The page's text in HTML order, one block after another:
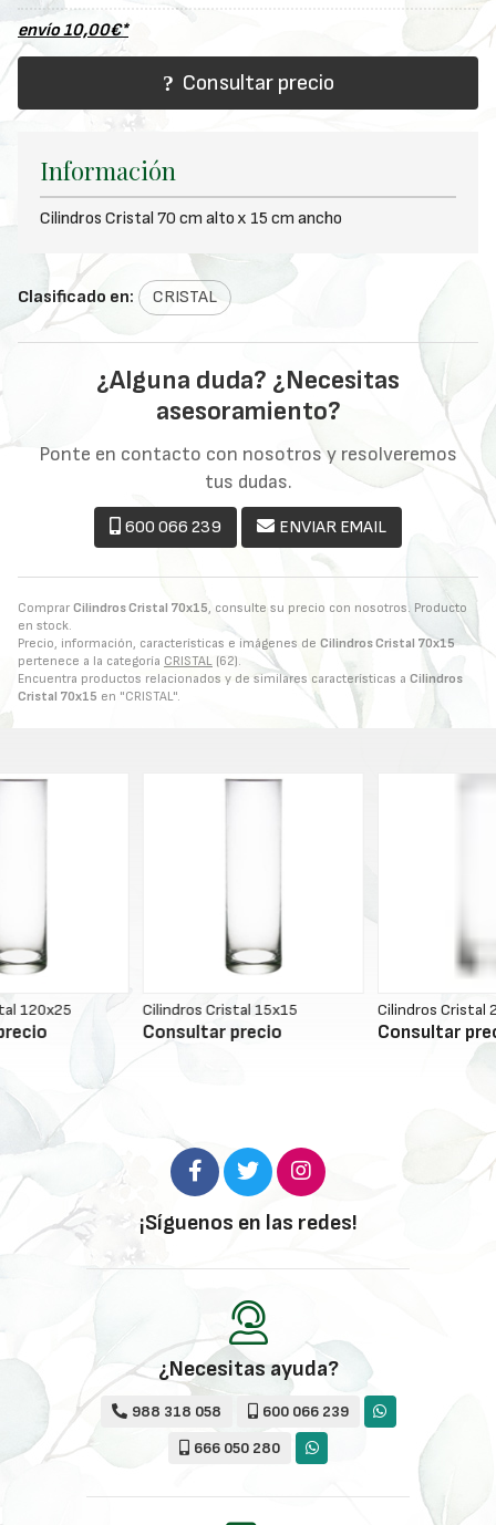
envío10,00€*
Consultar precio
Comprar Cilindros Cristal 70x15, consulte su precio con nosotros. Producto
en stock.
Precio, información, características e imágenes de Cilindros Cristal 70x15
pertenece a la categoría CRISTAL (62).
Encuentra productos relacionados y de similares características a Cilindros
Cristal 70x15 en "CRISTAL".
Información
Cilindros Cristal 70 cm alto x 15 cm ancho
Clasificado en: CRISTAL
¿Alguna duda? ¿Necesitas
asesoramiento?
Ponte en contacto con nosotros y resolveremos
tus dudas.
600 066 239 ENVIAR EMAIL
Cilindros Cristal 15x15
Consultar precio
Cilindros Cristal 25x20
Consultar precio
¡Síguenos en las redes!
¿Necesitas ayuda?
988 318 058
600 066 239
666 050 280